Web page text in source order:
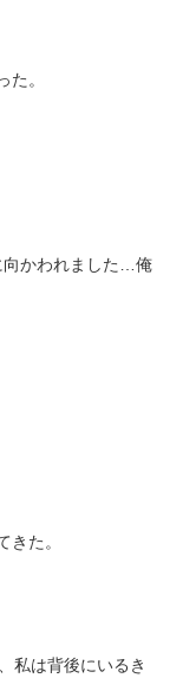
。
向かわれました…俺
た。
私は背後にいるき